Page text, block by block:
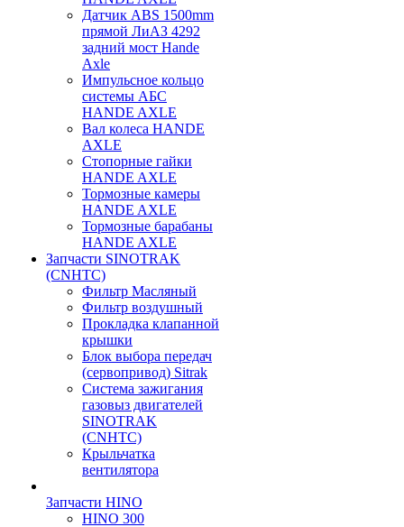
Датчик ABS 1500mm
прямой ЛиАЗ 4292
задний мост Hande
Axle
Импульсное кольцо
системы АБС
HANDE AXLE
Вал колеса HANDE
AXLE
Стопорные гайки
HANDE AXLE
Тормозные камеры
HANDE AXLE
Тормозные барабаны
HANDE AXLE
Запчасти SINOTRAK
(CNHTC)
Фильтр Масляный
Фильтр воздушный
Прокладка клапанной
крышки
Блок выбора передач
(сервопривод) Sitrak
Система зажигания
газовыз двигателей
SINOTRAK
(CNHTC)
Крыльчатка
вентилятора
Запчасти HINO
HINO 300